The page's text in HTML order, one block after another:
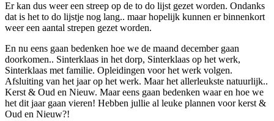
Er kan dus weer een streep op de to do lijst gezet worden. Ondanks
dat is het to do lijstje nog lang.. maar hopelijk kunnen er binnenkort
weer een aantal strepen gezet worden.
En nu eens gaan bedenken hoe we de maand december gaan
doorkomen.. Sinterklaas in het dorp, Sinterklaas op het werk,
Sinterklaas met familie. Opleidingen voor het werk volgen.
Afsluiting van het jaar op het werk. Maar het allerleukste natuurlijk..
Kerst & Oud en Nieuw. Maar eens gaan bedenken waar en hoe we
het dit jaar gaan vieren! Hebben jullie al leuke plannen voor kerst &
Oud en Nieuw?!